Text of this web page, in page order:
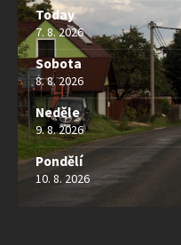
Today
7. 8. 2026
Sobota
8. 8. 2026
Neděle
9. 8. 2026
Pondělí
10. 8. 2026